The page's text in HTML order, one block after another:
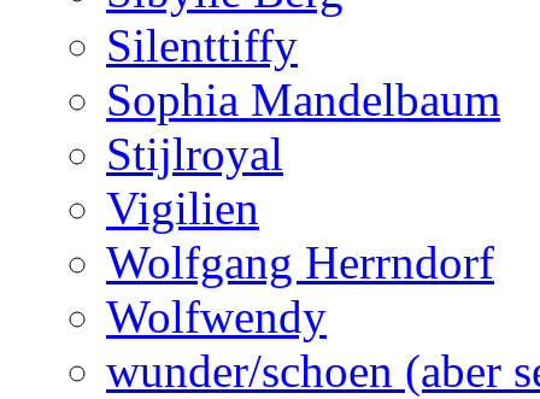
Silenttiffy
Sophia Mandelbaum
Stijlroyal
Vigilien
Wolfgang Herrndorf
Wolfwendy
wunder/schoen (aber